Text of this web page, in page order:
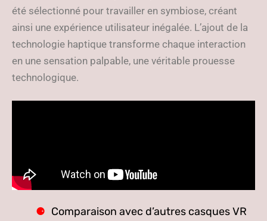
été sélectionné pour travailler en symbiose, créant
ainsi une expérience utilisateur inégalée. L’ajout de la
technologie haptique transforme chaque interaction
en une sensation palpable, une véritable prouesse
technologique.
Comparaison avec d’autres casques VR